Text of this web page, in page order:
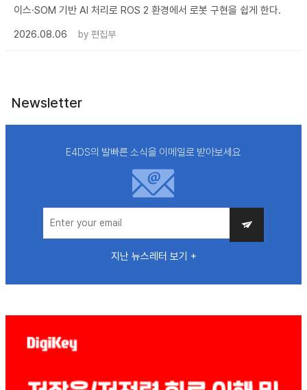
이스·SOM 기반 AI 처리로 ROS 2 환경에서 로봇 구현을 쉽게 한다.
2026.08.06
by 편집부
Newsletter
E4DS의 발빠른 소식을 이메일로 받아보세요
지난 뉴스레터 보기 +